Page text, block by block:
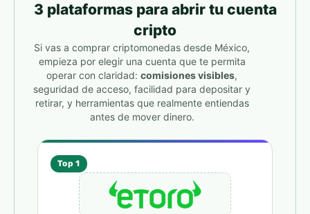
3 plataformas para abrir tu cuenta
cripto
Si vas a comprar criptomonedas desde México,
empieza por elegir una cuenta que te permita
operar con claridad: comisiones visibles,
seguridad de acceso, facilidad para depositar y
retirar, y herramientas que realmente entiendas
antes de mover dinero.
Top 1